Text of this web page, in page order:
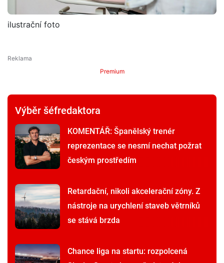
ilustrační foto
Premium
Výběr šéfredaktora
KOMENTÁŘ: Španělský trenér
reprezentace se nesmí nechat požrat
českým prostředím
Retardační, nikoli akcelerační zóny. Z
nástroje na urychlení staveb větrníků
se stává brzda
Chance liga na startu: rozpolcená